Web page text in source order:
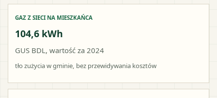
GAZ Z SIECI NA MIESZKAŃCA
104,6 kWh
GUS BDL, wartość za 2024
tło zużycia w gminie, bez przewidywania kosztów